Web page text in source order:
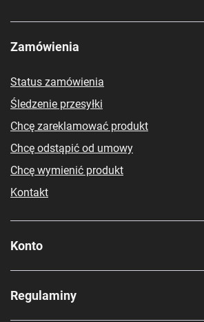
Zamówienia
Status zamówienia
Śledzenie przesyłki
Chcę zareklamować produkt
Chcę odstąpić od umowy
Chcę wymienić produkt
Kontakt
Konto
Regulaminy